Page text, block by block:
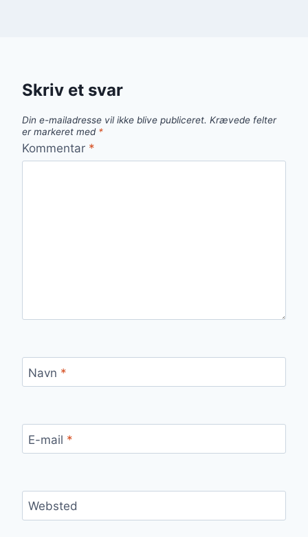
Skriv et svar
Din e-mailadresse vil ikke blive publiceret. Krævede felter
er markeret med *
Kommentar *
Navn *
E-mail *
Websted